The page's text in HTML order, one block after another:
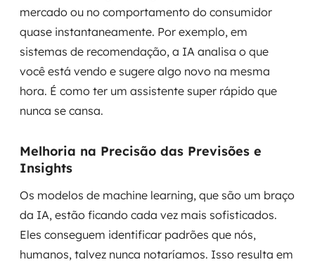
mercado ou no comportamento do consumidor
quase instantaneamente. Por exemplo, em
sistemas de recomendação, a IA analisa o que
você está vendo e sugere algo novo na mesma
hora. É como ter um assistente super rápido que
nunca se cansa.
Melhoria na Precisão das Previsões e
Insights
Os modelos de machine learning, que são um braço
da IA, estão ficando cada vez mais sofisticados.
Eles conseguem identificar padrões que nós,
humanos, talvez nunca notaríamos. Isso resulta em